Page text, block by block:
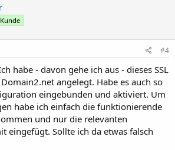
#4
habe - davon gehe ich aus - dieses SSL
angelegt. Habe es auch so
eingebunden und aktiviert. Um
habe ich einfach die funktionierende
und nur die relevanten
eingefügt. Sollte ich da etwas falsch